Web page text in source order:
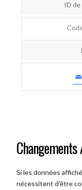
ID
Si les données
nécessitent d'être